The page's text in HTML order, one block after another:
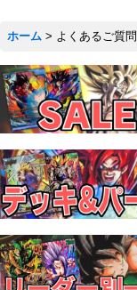
ホーム > よくあるご質問